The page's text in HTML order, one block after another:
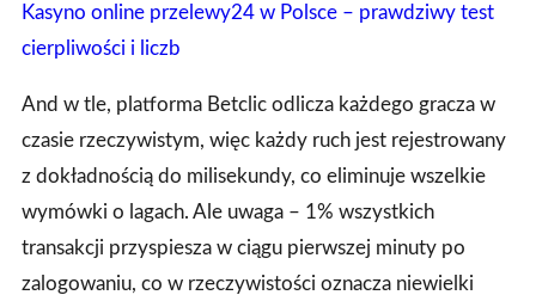
Kasyno online przelewy24 w Polsce – prawdziwy test
cierpliwości i liczb
And w tle, platforma Betclic odlicza każdego gracza w
czasie rzeczywistym, więc każdy ruch jest rejestrowany
z dokładnością do milisekundy, co eliminuje wszelkie
wymówki o lagach. Ale uwaga – 1% wszystkich
transakcji przyspiesza w ciągu pierwszej minuty po
zalogowaniu, co w rzeczywistości oznacza niewielki